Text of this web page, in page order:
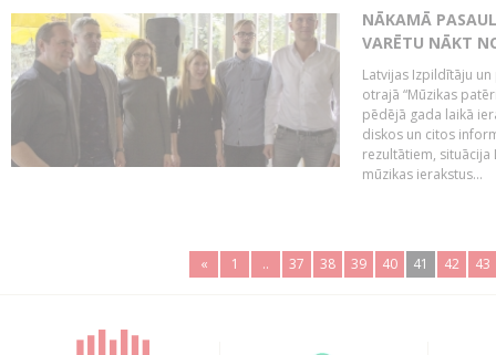
NĀKAMĀ
VARĒTU NĀKT
Latvijas Izpildītāju
otrajā “Mūzikas
pēdējā gada laikā
diskos un citos
rezultātiem, situācija
mūzikas ierakstus...
« 1 .. 37 38 39 40 41 42 43